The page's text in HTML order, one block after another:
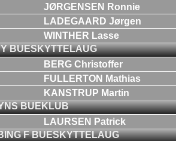
JØRGENSEN Ronnie
LADEGAARD Jørgen
WINTHER Lasse
BUESKYTTELAUG
BERG Christoffer
FULLERTON Mathias
KANSTRUP Martin
BUEKLUB
LAURSEN Patrick
F BUESKYTTELAUG